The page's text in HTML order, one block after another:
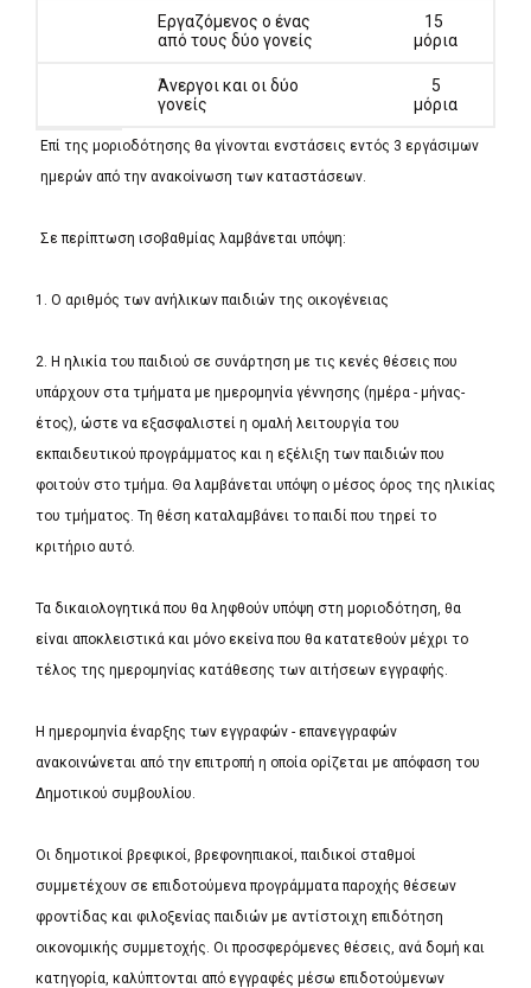
Εργαζόμενος ο ένας
από τους δύο γονείς
15
μόρια
Άνεργοι και οι δύο
γονείς
5
μόρια
Επί της μοριοδότησης θα γίνονται ενστάσεις εντός 3 εργάσιμων
ημερών από την ανακοίνωση των καταστάσεων.
Σε περίπτωση ισοβαθμίας λαμβάνεται υπόψη:
1. Ο αριθμός των ανήλικων παιδιών της οικογένειας
2. Η ηλικία του παιδιού σε συνάρτηση με τις κενές θέσεις που
υπάρχουν στα τμήματα με ημερομηνία γέννησης (ημέρα - μήνας-
έτος), ώστε να εξασφαλιστεί η ομαλή λειτουργία του
εκπαιδευτικού προγράμματος και η εξέλιξη των παιδιών που
φοιτούν στο τμήμα. Θα λαμβάνεται υπόψη ο μέσος όρος της ηλικίας
του τμήματος. Τη θέση καταλαμβάνει το παιδί που τηρεί το
κριτήριο αυτό.
Τα δικαιολογητικά που θα ληφθούν υπόψη στη μοριοδότηση, θα
είναι αποκλειστικά και μόνο εκείνα που θα κατατεθούν μέχρι το
τέλος της ημερομηνίας κατάθεσης των αιτήσεων εγγραφής.
Η ημερομηνία έναρξης των εγγραφών - επανεγγραφών
ανακοινώνεται από την επιτροπή η οποία ορίζεται με απόφαση του
Δημοτικού συμβουλίου.
Οι δημοτικοί βρεφικοί, βρεφονηπιακοί, παιδικοί σταθμοί
συμμετέχουν σε επιδοτούμενα προγράμματα παροχής θέσεων
φροντίδας και φιλοξενίας παιδιών με αντίστοιχη επιδότηση
οικονομικής συμμετοχής. Οι προσφερόμενες θέσεις, ανά δομή και
κατηγορία, καλύπτονται από εγγραφές μέσω επιδοτούμενων